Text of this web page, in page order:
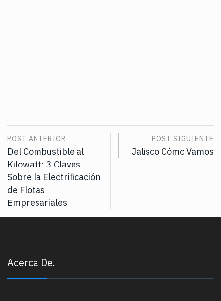
POST ANTERIOR
Del Combustible al
Kilowatt: 3 Claves
Sobre la Electrificación
de Flotas
Empresariales
POST SIGUIENTE
Jalisco Cómo Vamos
Acerca De.